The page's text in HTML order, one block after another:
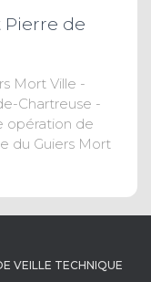
Pierre de
Mort Ville -
Chartreuse -
opération de
du Guiers Mort
VEILLE TECHNIQUE